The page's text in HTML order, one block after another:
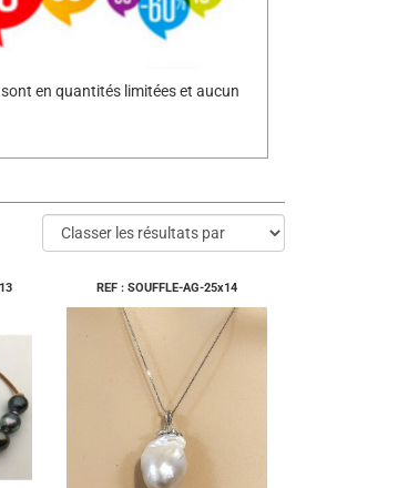
en quantités limitées et aucun
REF : SOUFFLE-AG-25x14